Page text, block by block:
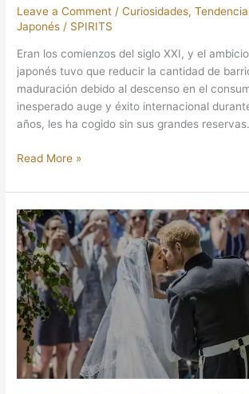
Leave a Comment /Curiosidades,
Japonés / SPIRITS
Eran los comienzos del siglo XXI, y el
japonés tuvo que reducir la cantidad de
maduración debido al descenso en el
inesperado auge y éxito internacional
años, les ha cogido sin sus grandes reservas.
Read More »
ROYAL
SALUTE
LANZÓ
SU
WHISKY
PARA
LA
BODA
REAL